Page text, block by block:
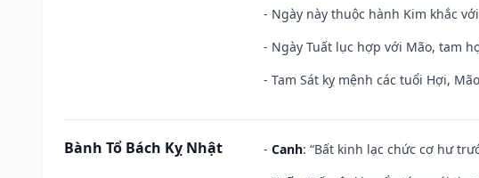
- Ngày này thuộc hành Kim khắc
- Ngày Tuất lục hợp với Mão, tam
- Tam Sát kỵ mệnh các tuổi Hợi,
Bành Tổ Bách Kỵ Nhật - Canh: “Bất kinh lạc chức cơ hư